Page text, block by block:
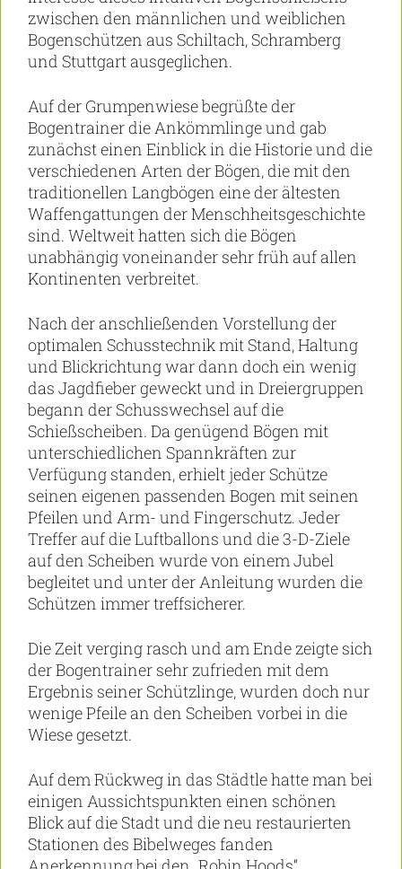
zwischen den männlichen und weiblichen
Bogenschützen aus Schiltach, Schramberg
und Stuttgart ausgeglichen.
Auf der Grumpenwiese begrüßte der
Bogentrainer die Ankömmlinge und gab
zunächst einen Einblick in die Historie und die
verschiedenen Arten der Bögen, die mit den
traditionellen Langbögen eine der ältesten
Waffengattungen der Menschheitsgeschichte
sind. Weltweit hatten sich die Bögen
unabhängig voneinander sehr früh auf allen
Kontinenten verbreitet.
Nach der anschließenden Vorstellung der
optimalen Schusstechnik mit Stand, Haltung
und Blickrichtung war dann doch ein wenig
das Jagdfieber geweckt und in Dreiergruppen
begann der Schusswechsel auf die
Schießscheiben. Da genügend Bögen mit
unterschiedlichen Spannkräften zur
Verfügung standen, erhielt jeder Schütze
seinen eigenen passenden Bogen mit seinen
Pfeilen und Arm- und Fingerschutz. Jeder
Treffer auf die Luftballons und die 3-D-Ziele
auf den Scheiben wurde von einem Jubel
begleitet und unter der Anleitung wurden die
Schützen immer treffsicherer.
Die Zeit verging rasch und am Ende zeigte sich
der Bogentrainer sehr zufrieden mit dem
Ergebnis seiner Schützlinge, wurden doch nur
wenige Pfeile an den Scheiben vorbei in die
Wiese gesetzt.
Auf dem Rückweg in das Städtle hatte man bei
einigen Aussichtspunkten einen schönen
Blick auf die Stadt und die neu restaurierten
Stationen des Bibelweges fanden